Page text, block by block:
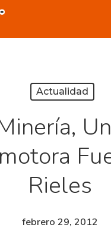
Actualidad
Rieles
febrero 29, 2012